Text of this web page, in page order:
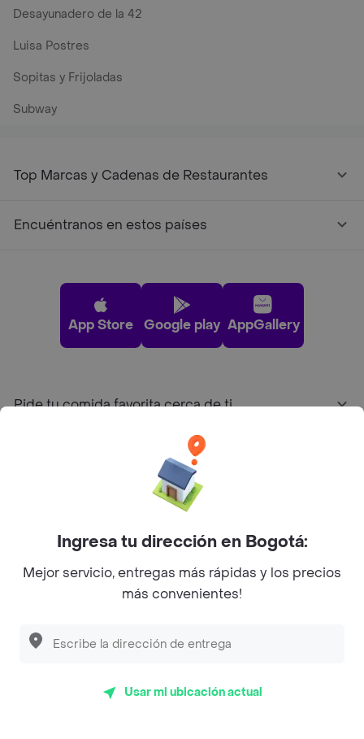
Desayunadero de la 42
Luisa Postres
Sopitas y Frijoladas
Subway
Top Marcas y Cadenas de Restaurantes
Encuéntranos en estos países
App Store Google play AppGallery
Pide tu comida favorita cerca de ti
Sobre Rappi
Facebook
Twitter
Instagram
©2026Rappi Inc. All rights reserved.
Ingresa tu dirección en Bogotá:
Mejor servicio, entregas más rápidas y los precios
más convenientes!
Usar mi ubicación actual